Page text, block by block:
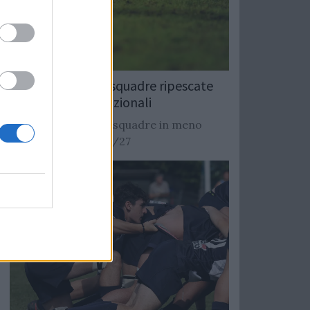
Rugby: Record di squadre ripescate
nei campionati nazionali
Si stimano oltre 20 squadre in meno
dalla stagione 2026/27